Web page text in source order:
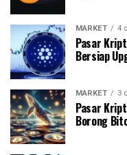
MARKET 4
Pasar
Bersiap
MARKET 3
Pasar
Borong